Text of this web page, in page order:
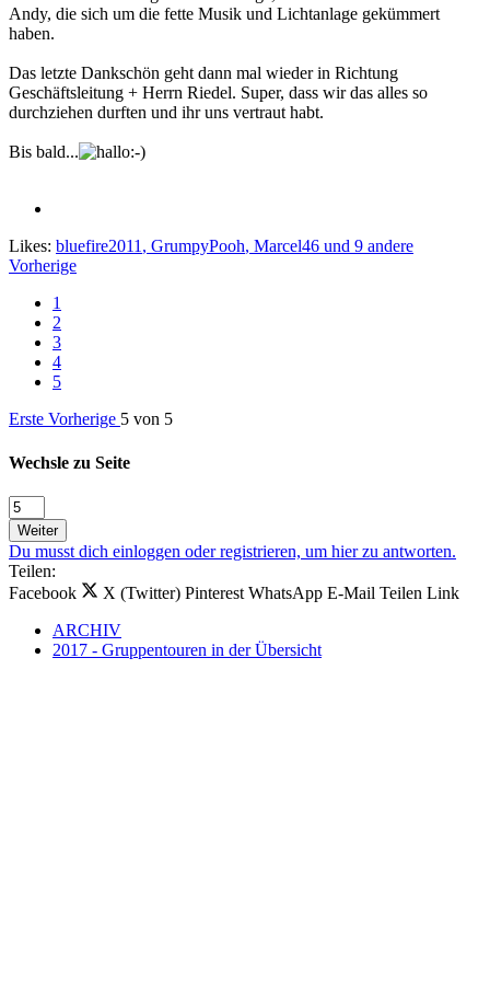
Andy, die sich um die fette Musik und Lichtanlage gekümmert
haben.
Das letzte Dankschön geht dann mal wieder in Richtung
Geschäftsleitung + Herrn Riedel. Super, dass wir das alles so
durchziehen durften und ihr uns vertraut habt.
Bis bald...
Likes: bluefire2011 , GrumpyPooh, Marcel46 und 9 andere
Vorherige
1
2
3
4
5
Erste Vorherige 5 von 5
Wechsle zu Seite
Weiter
Du musst dich einloggen oder registrieren, um hier zu antworten.
Teilen:
Facebook
X (Twitter) Pinterest WhatsApp E-Mail Teilen Link
ARCHIV
2017 - Gruppentouren in der Übersicht